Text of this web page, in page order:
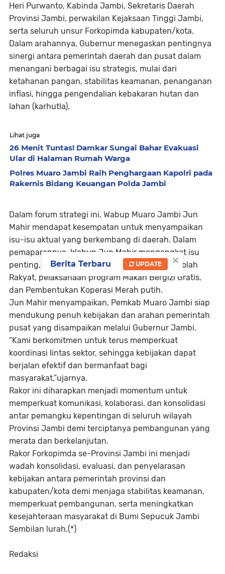
Heri Purwanto, Kabinda Jambi, Sekretaris Daerah
Provinsi Jambi, perwakilan Kejaksaan Tinggi Jambi,
serta seluruh unsur Forkopimda kabupaten/kota.
Dalam arahannya, Gubernur menegaskan pentingnya
sinergi antara pemerintah daerah dan pusat dalam
menangani berbagai isu strategis, mulai dari
ketahanan pangan, stabilitas keamanan, penanganan
inflasi, hingga pengendalian kebakaran hutan dan
lahan (karhutla).
Lihat juga
26 Menit Tuntas! Damkar Sungai Bahar Evakuasi
Ular di Halaman Rumah Warga
Polres Muaro Jambi Raih Penghargaan Kapolri pada
Rakernis Bidang Keuangan Polda Jambi
Dalam forum strategi ini, Wabup Muaro Jambi Jun
Mahir mendapat kesempatan untuk menyampaikan
isu-isu aktual yang berkembang di daerah. Dalam
pemaparannya, Wabup Jun Mahir mengangkat isu
penting, diantaranya penguatan program Sekolah
Rakyat, pelaksanaan program Makan Bergizi Gratis,
dan Pembentukan Koperasi Merah putih.
Jun Mahir menyampaikan, Pemkab Muaro Jambi siap
mendukung penuh kebijakan dan arahan pemerintah
pusat yang disampaikan melalui Gubernur Jambi.
“Kami berkomitmen untuk terus memperkuat
koordinasi lintas sektor, sehingga kebijakan dapat
berjalan efektif dan bermanfaat bagi
masyarakat,”ujarnya.
Rakor ini diharapkan menjadi momentum untuk
memperkuat komunikasi, kolaborasi, dan konsolidasi
antar pemangku kepentingan di seluruh wilayah
Provinsi Jambi demi terciptanya pembangunan yang
merata dan berkelanjutan.
Rakor Forkopimda se-Provinsi Jambi ini menjadi
wadah konsolidasi, evaluasi, dan penyelarasan
kebijakan antara pemerintah provinsi dan
kabupaten/kota demi menjaga stabilitas keamanan,
memperkuat pembangunan, serta meningkatkan
kesejahteraan masyarakat di Bumi Sepucuk Jambi
Sembilan lurah.(*)
Redaksi
×
Berita Terbaru UPDATE